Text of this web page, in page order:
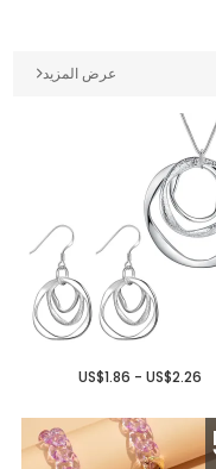
عرض المزيد
US$1.86 - US$2.26